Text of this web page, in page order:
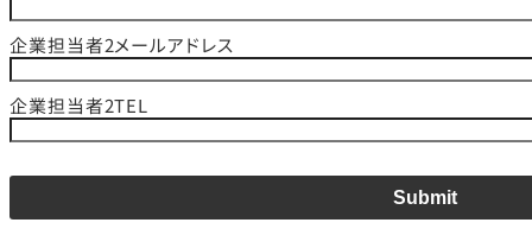
企業担当者2メールアドレス
企業担当者2TEL
Submit